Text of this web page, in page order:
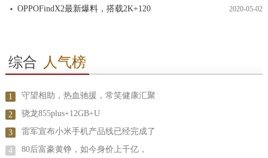
OPPOFindX2最新爆料，搭载2K+120 2020-05-02
综合 人气榜
1 守望相助，热血驰援，常笑健康汇聚
2 骁龙855plus+12GB+U
3 雷军宣布小米手机产品线已经完成了
4 80后富豪黄铮，如今身价上千亿，